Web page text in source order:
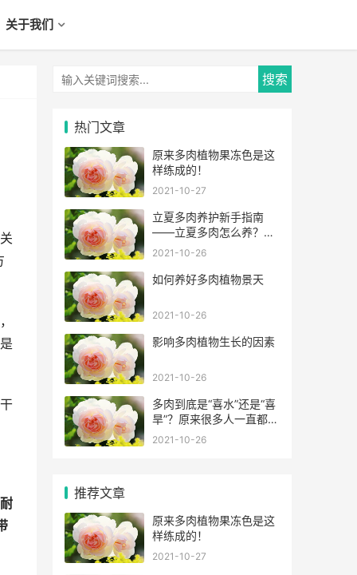
关于我们
热门文章
原来多肉植物果冻色是这
样练成的！
2021-10-27
立夏多肉养护新手指南
——立夏多肉怎么养？怎
么浇水？
2021-10-26
如何养好多肉植物景天
2021-10-26
影响多肉植物生长的因素
2021-10-26
多肉到底是“喜水”还是“喜
旱”？原来很多人一直都错
了！
2021-10-26
推荐文章
原来多肉植物果冻色是这
样练成的！
2021-10-27